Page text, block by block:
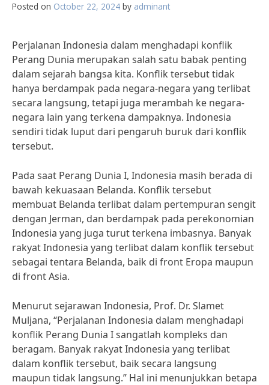
Posted on October 22, 2024 by adminant
Perjalanan Indonesia dalam menghadapi konflik
Perang Dunia merupakan salah satu babak penting
dalam sejarah bangsa kita. Konflik tersebut tidak
hanya berdampak pada negara-negara yang terlibat
secara langsung, tetapi juga merambah ke negara-
negara lain yang terkena dampaknya. Indonesia
sendiri tidak luput dari pengaruh buruk dari konflik
tersebut.
Pada saat Perang Dunia I, Indonesia masih berada di
bawah kekuasaan Belanda. Konflik tersebut
membuat Belanda terlibat dalam pertempuran sengit
dengan Jerman, dan berdampak pada perekonomian
Indonesia yang juga turut terkena imbasnya. Banyak
rakyat Indonesia yang terlibat dalam konflik tersebut
sebagai tentara Belanda, baik di front Eropa maupun
di front Asia.
Menurut sejarawan Indonesia, Prof. Dr. Slamet
Muljana, “Perjalanan Indonesia dalam menghadapi
konflik Perang Dunia I sangatlah kompleks dan
beragam. Banyak rakyat Indonesia yang terlibat
dalam konflik tersebut, baik secara langsung
maupun tidak langsung.” Hal ini menunjukkan betapa